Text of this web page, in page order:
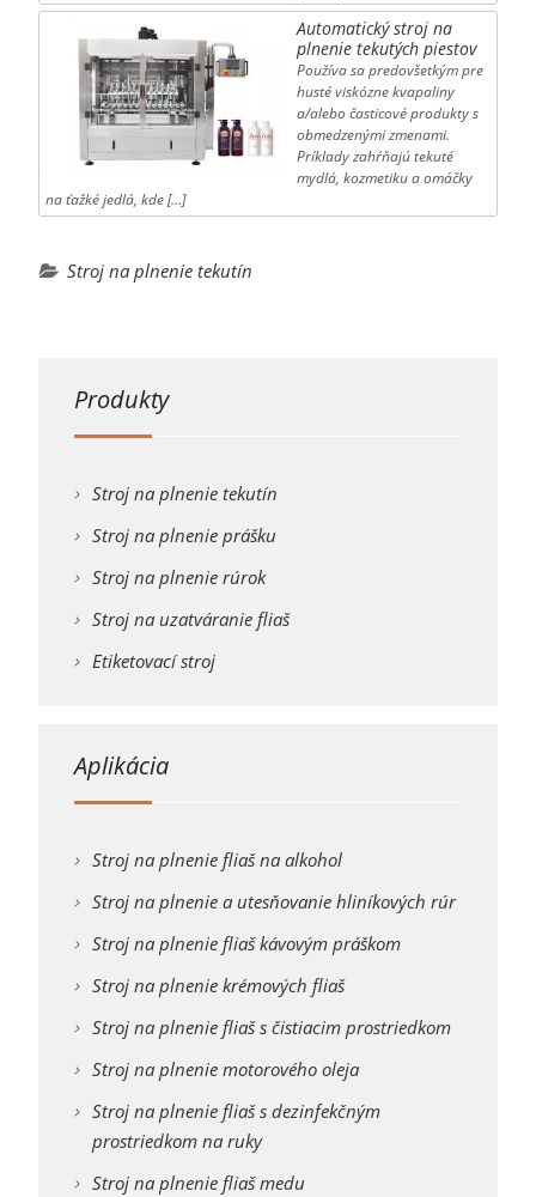
Automatický stroj na
plnenie tekutých piestov
Používa sa predovšetkým pre
husté viskózne kvapaliny
a/alebo časticové produkty s
obmedzenými zmenami.
Príklady zahŕňajú tekuté
mydlá, kozmetiku a omáčky
na ťažké jedlá, kde […]
Stroj na plnenie tekutín
Produkty
Stroj na plnenie tekutín
Stroj na plnenie prášku
Stroj na plnenie rúrok
Stroj na uzatváranie fliaš
Etiketovací stroj
Aplikácia
Stroj na plnenie fliaš na alkohol
Stroj na plnenie a utesňovanie hliníkových rúr
Stroj na plnenie fliaš kávovým práškom
Stroj na plnenie krémových fliaš
Stroj na plnenie fliaš s čistiacim prostriedkom
Stroj na plnenie motorového oleja
Stroj na plnenie fliaš s dezinfekčným
prostriedkom na ruky
Stroj na plnenie fliaš medu